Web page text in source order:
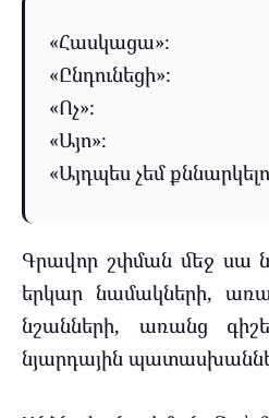
«Հասկացա»։
«Ընդունեցի»։
«Ոչ»։
«Այո»։
«Այդպես չեմ
Գրավոր շփման մեջ սա
երկար նամակների,
նշանների, առանց
նյարդային